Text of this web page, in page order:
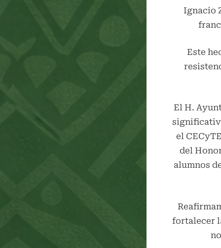
Ignacio
Este
El H.
el
del
alumnos
fortalecer